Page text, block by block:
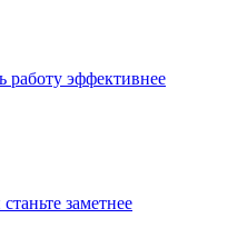
работу эффективнее
заметнее